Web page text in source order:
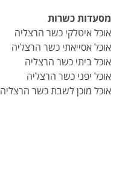
מסעדות כשרות
אוכל איטלקי כשר הרצליה
אוכל אסייאתי כשר הרצליה
אוכל ביתי כשר הרצליה
אוכל יפני כשר הרצליה
אוכל מוכן לשבת כשר הרצליה